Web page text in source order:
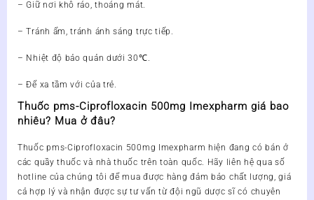
– Giữ nơi khô ráo, thoáng mát.
– Tránh ẩm, tránh ánh sáng trực tiếp.
– Nhiệt độ bảo quản dưới 30℃.
– Để xa tầm với của trẻ.
Thuốc pms-Ciprofloxacin 500mg Imexpharm giá bao
nhiêu? Mua ở đâu?
Thuốc pms-Ciprofloxacin 500mg Imexpharm hiện đang có bán ở
các quầy thuốc và nhà thuốc trên toàn quốc. Hãy liên hệ qua số
hotline của chúng tôi để mua được hàng đảm bảo chất lượng, giá
cả hợp lý và nhận được sự tư vấn từ đội ngũ dược sĩ có chuyên